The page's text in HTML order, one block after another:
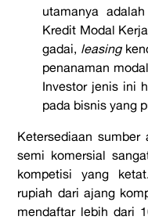
utamanya
Kredit Modal
gadai, leasing
penanaman
Investor jenis ini
pada bisnis yang
Ketersediaan
semi komersial
kompetisi yang
rupiah dari ajang
mendaftar lebih dari